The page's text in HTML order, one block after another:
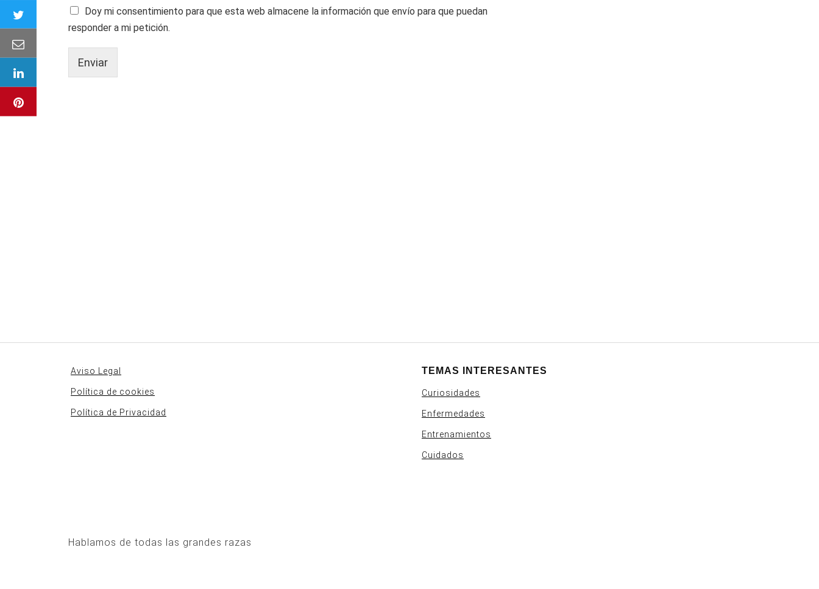
Doy mi consentimiento para que esta web almacene la información que envío para que puedan
responder a mi petición.
Enviar
Aviso Legal
Política de cookies
Política de Privacidad
TEMAS INTERESANTES
Curiosidades
Enfermedades
Entrenamientos
Cuidados
Hablamos de todas las grandes razas